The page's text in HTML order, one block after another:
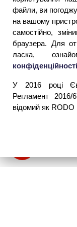
файли, ви
на вашому
самостійно,
браузера. Для
ласка,
конфіденційності
У 2016 році
Регламент
відомий як RODO